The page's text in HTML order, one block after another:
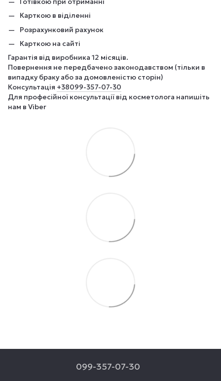
Карткою в віділенні
Розрахунковий рахунок
Карткою на сайті
Гарантія від виробника 12 місяців.
Повернення не передбачено законодавством (тільки в
випадку браку або за домовленістю сторін)
Консультація +38099-357-07-30
Для професійної консультації від косметолога напишіть
нам в Viber
099-357-07-30